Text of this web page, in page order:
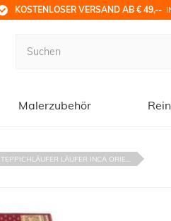
KOSTENLOSER VERSAND AB € 49,--
Malerzubehör
TEPPICHLÄUFER LÄUFER INCA ORIE...